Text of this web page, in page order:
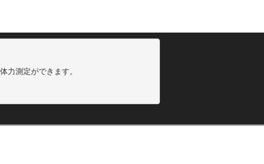
測定ができます。